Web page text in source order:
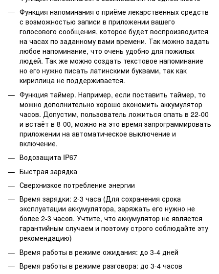
Функция напоминания о приёме лекарственных средств
с возможностью записи в приложении вашего
голосового сообщения, которое будет воспроизводится
на часах по заданному вами времени. Так можно задать
любое напоминание, что очень удобно для пожилых
людей. Так же можно создать текстовое напоминание
но его нужно писать латинскими буквами, так как
кириллица не поддерживается.
Функция таймер. Например, если поставить таймер, то
можно дополнительно хорошо экономить аккумулятор
часов. Допустим, пользователь ложиться спать в 22-00
и встаёт в 8-00, можно на это время запрограммировать
приложении на автоматическое выключение и
включение.
Водозащита IP67
Быстрая зарядка
Сверхнизкое потребление энергии
Время зарядки: 2-3 часа (Для сохранения срока
эксплуатации аккумулятора, заряжать его нужно не
более 2-3 часов. Учтите, что аккумулятор не является
гарантийным случаем и поэтому строго соблюдайте эту
рекомендацию)
Время работы в режиме ожидания: до 3-4 дней
Время работы в режиме разговора: до 3-4 часов